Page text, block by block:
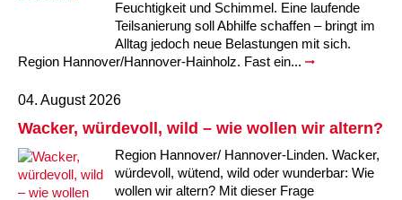
Feuchtigkeit und Schimmel. Eine laufende
Teilsanierung soll Abhilfe schaffen – bringt im
Alltag jedoch neue Belastungen mit sich.
Region Hannover/Hannover-Hainholz. Fast ein...
04. August 2026
Wacker, würdevoll, wild – wie wollen wir altern?
Region Hannover/ Hannover-Linden. Wacker,
würdevoll, wütend, wild oder wunderbar: Wie
wollen wir altern? Mit dieser Frage